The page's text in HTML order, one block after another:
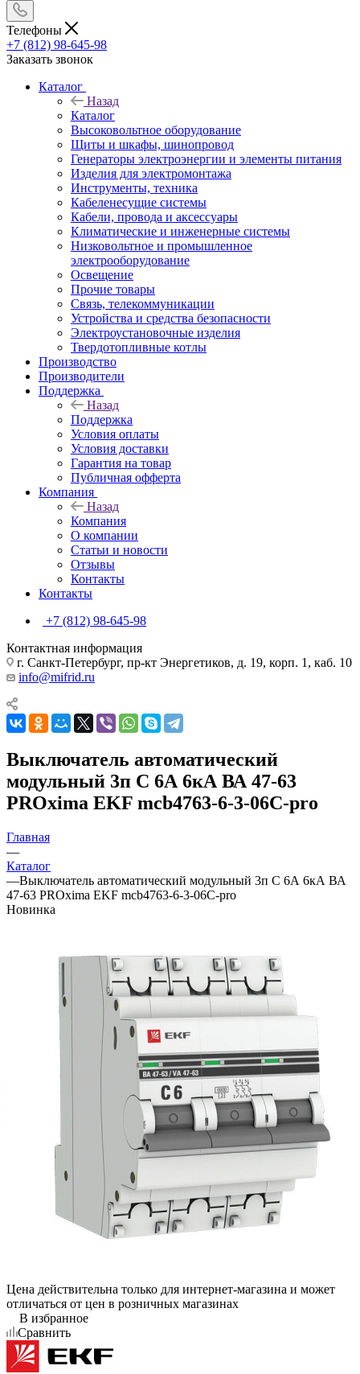
Телефоны
+7 (812) 98-645-98
Заказать звонок
Каталог
Назад
Каталог
Высоковольтное оборудование
Щиты и шкафы, шинопровод
Генераторы электроэнергии и элементы питания
Изделия для электромонтажа
Инструменты, техника
Кабеленесущие системы
Кабели, провода и аксессуары
Климатические и инженерные системы
Низковольтное и промышленное
электрооборудование
Освещение
Прочие товары
Связь, телекоммуникации
Устройства и средства безопасности
Электроустановочные изделия
Твердотопливные котлы
Производство
Производители
Поддержка
Назад
Поддержка
Условия оплаты
Условия доставки
Гарантия на товар
Публичная офферта
Компания
Назад
Компания
О компании
Статьи и новости
Отзывы
Контакты
Контакты
+7 (812) 98-645-98
Контактная информация
г. Санкт-Петербург, пр-кт Энергетиков, д. 19, корп. 1, каб. 10
info@mifrid.ru
Выключатель автоматический
модульный 3п C 6А 6кА ВА 47-63
PROxima EKF mcb4763-6-3-06C-pro
Главная
—
Каталог
—Выключатель автоматический модульный 3п C 6А 6кА ВА
47-63 PROxima EKF mcb4763-6-3-06C-pro
Новинка
Цена действительна только для интернет-магазина и может
отличаться от цен в розничных магазинах
В избранное
Сравнить